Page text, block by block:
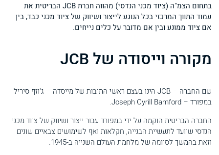
בתחום הצמ"ה (ציוד מכני הנדסי) מהווה חברת JCB הבריטית את
עמוד התווך המרכזי בכל הנוגע לייצור ושיווק של ציוד מכני כבד, בין
אם ציוד ממונע ובין אם מדובר על כלים נייחים.
מקורה וייסודה של JCB
שם החברה – JCB הינו בעצם ראשי התיבות של מייסדה – ג'וזף סיריל
במפורד – Joseph Cyrill Bamford.
החברה הבריטית הוקמה על ידי במפורד עבור ייצור ושיווק של ציוד מכני
הנדסי שיועד לתעשיית הבנייה, חקלאות ואף לשימושים צבאיים שונים
וזאת בהמשך לסיומה של מלחמת העולם השנייה ב-1945.